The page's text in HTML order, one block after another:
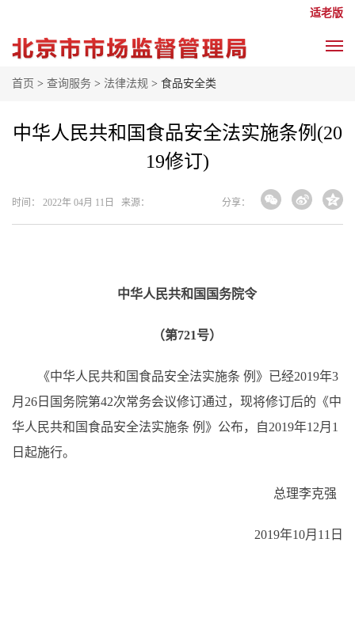
适老版
首页 > 查询服务 > 法律法规 > 食品安全类
中华人民共和国食品安全法实施条例(20
19修订)
时间： 2022年 04月 11日 来源： 分享：
中华人民共和国国务院令
（第721号）
《中华人民共和国食品安全法实施条 例》已经2019年3
月26日国务院第42次常务会议修订通过，现将修订后的《中
华人民共和国食品安全法实施条 例》公布，自2019年12月1
日起施行。
总理李克强
2019年10月11日